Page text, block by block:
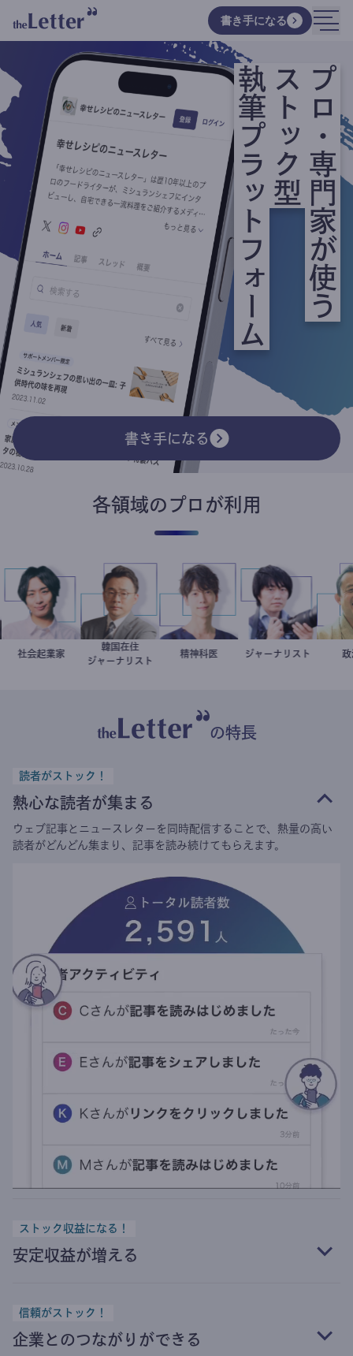
書き手になる
プロ・専門家が使う
ストック型
執筆プラットフォーム
書き手になる
各領域のプロが利用
駒崎弘樹
社会起業家 徐台教
韓国在住
ジャーナリスト
藤野智哉
精神科医 志葉玲
ジャーナリスト
の特長
読者がストック！
熱心な読者が集まる
ウェブ記事とニュースレターを同時配信することで、熱量の高い
読者がどんどん集まり、記事を読み続けてもらえます。
ストック収益になる！
安定収益が増える
信頼がストック！
企業とのつながりができる